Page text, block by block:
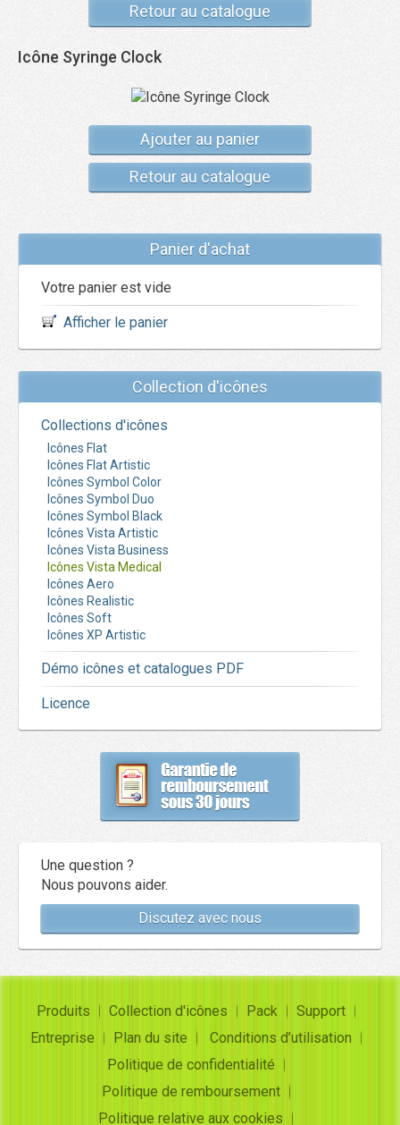
Retour au catalogue
Icône Syringe Clock
Ajouter au panier
Retour au catalogue
Panier d'achat
Votre panier est vide
Afficher le panier
Collection d'icônes
Collections d'icônes
Icônes Flat
Icônes Flat Artistic
Icônes Symbol Color
Icônes Symbol Duo
Icônes Symbol Black
Icônes Vista Artistic
Icônes Vista Business
Icônes Vista Medical
Icônes Aero
Icônes Realistic
Icônes Soft
Icônes XP Artistic
Démo icônes et catalogues PDF
Licence
Une question ?
Nous pouvons aider.
Discutez avec nous
Produits Collection d'icônes Pack
Support
Entreprise
Plan du site
Conditions d’utilisation
Politique de confidentialité
Politique de remboursement
Politique relative aux cookies